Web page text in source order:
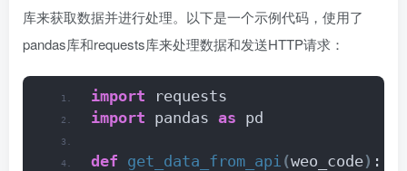
库来获取数据并进行处理。以下是一个示例代码，使用了
pandas库和requests库来处理数据和发送HTTP请求：
import requests
import pandas as pd
def get_data_from_api (weo_code) :